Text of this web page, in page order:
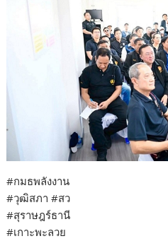
#กมธพลังงาน
#วุฒิสภา #สว
#สุราษฎร์ธานี
#เกาะพะลวย